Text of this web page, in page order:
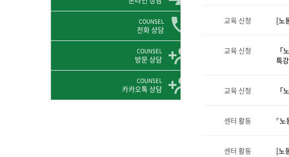
COUNSEL
전화 상담
COUNSEL
방문 상담
COUNSEL
카카오톡 상담
교육 신청 [노
교육 신청
「
특
교육 신청 「
센터 활동 ⌜노
센터 활동 [노